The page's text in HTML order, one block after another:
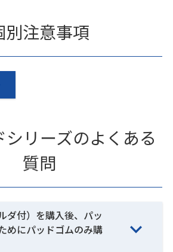
別注意事項
シリーズのよくある
質問
ダ付）を購入後、パッ
めにパッドゴムのみ購